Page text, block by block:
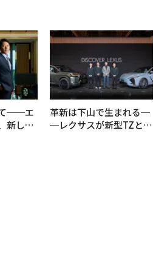
て──エ
新しい
革新は下山で生まれる─
─レクサスが新型TZとE